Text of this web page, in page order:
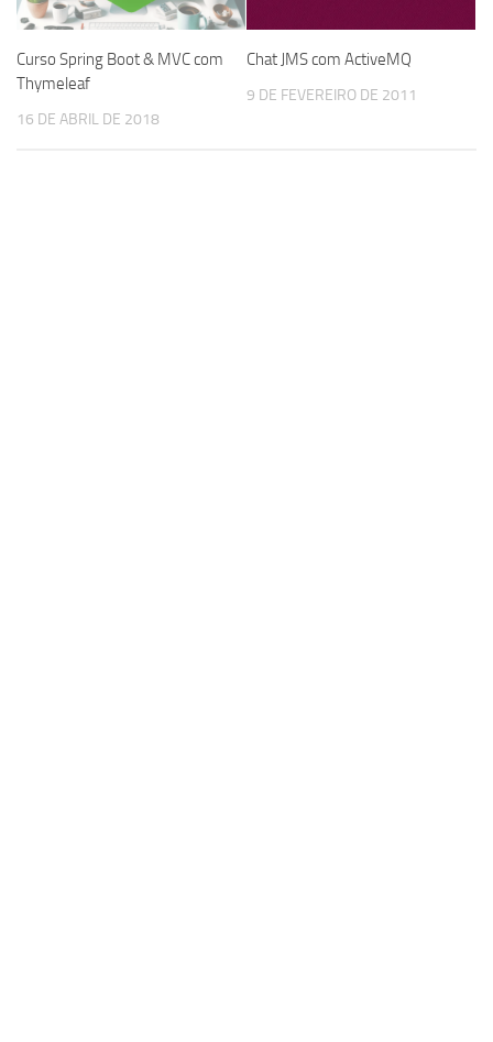
Curso Spring Boot & MVC com
Thymeleaf
16 DE ABRIL DE 2018
Chat JMS com ActiveMQ
9 DE FEVEREIRO DE 2011